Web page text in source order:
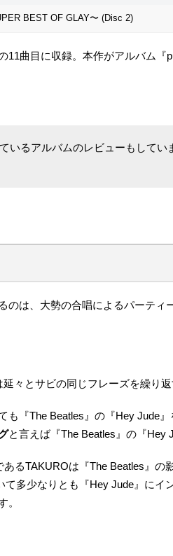
BEST OF GLAY〜 (Disc 2)
11曲目に収録。本作がアルバム『
いるアルバムのレビューもしてい
のは、大勢の合唱によるパーティ
々とサビの同じフレーズを繰り返
も『The Beatles』の『Hey Jude
と言えば『The Beatles』の『Hey
あるTAKUROは『The Beatles』の
て多少なりとも『Hey Jude』にイ
。